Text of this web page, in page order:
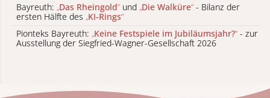
Bayreuth: „Das Rheingold“ und „Die Walküre“ - Bilanz der
ersten Hälfte des „KI-Rings“
Pionteks Bayreuth: „Keine Festspiele im Jubiläumsjahr?“ - zur
Ausstellung der Siegfried-Wagner-Gesellschaft 2026